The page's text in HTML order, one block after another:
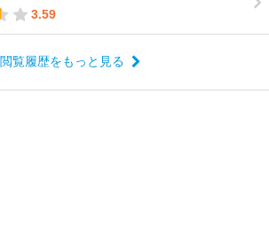
3.59
閲覧履歴をもっと見る